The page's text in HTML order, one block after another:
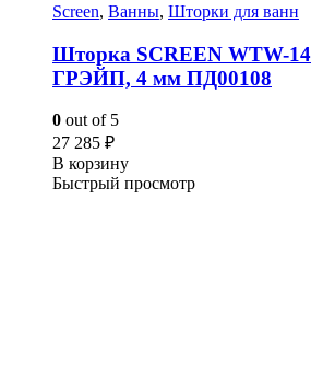
Screen, Ванны, Шторки для ванн
Шторка SCREEN WTW-
ГРЭЙП, 4 мм ПД00108
0 out of 5
27 285 ₽
В корзину
Быстрый просмотр